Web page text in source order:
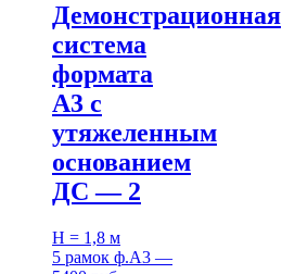
Демонстрационная
система
формата
А3 с
утяжеленным
основанием
ДС — 2
H = 1,8 м
5 рамок ф.А3 —